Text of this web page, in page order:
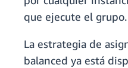
que ejecute el grupo.
La estrategia de
balanced ya está